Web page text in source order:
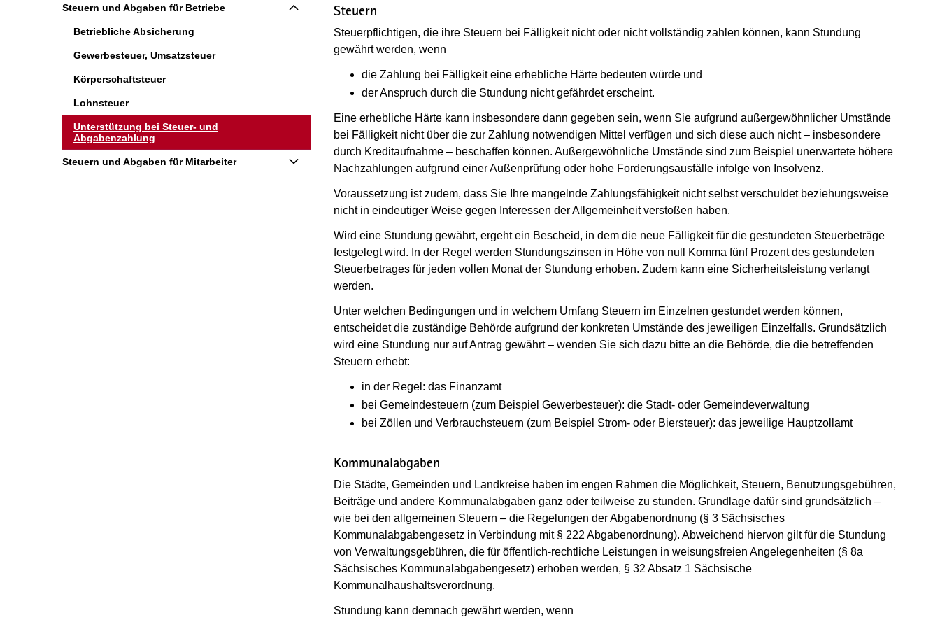
Steuern und Abgaben für Betriebe
Betriebliche Absicherung
Gewerbesteuer, Umsatzsteuer
Körperschaftsteuer
Lohnsteuer
Unterstützung bei Steuer- und
Abgabenzahlung
Steuern und Abgaben für Mitarbeiter
Steuern
Steuerpflichtigen, die ihre Steuern bei Fälligkeit nicht oder nicht vollständig zahlen können, kann Stundung
gewährt werden, wenn
die Zahlung bei Fälligkeit eine erhebliche Härte bedeuten würde und
der Anspruch durch die Stundung nicht gefährdet erscheint.
Eine erhebliche Härte kann insbesondere dann gegeben sein, wenn Sie aufgrund außergewöhnlicher Umstände
bei Fälligkeit nicht über die zur Zahlung notwendigen Mittel verfügen und sich diese auch nicht – insbesondere
durch Kreditaufnahme – beschaffen können. Außergewöhnliche Umstände sind zum Beispiel unerwartete höhere
Nachzahlungen aufgrund einer Außenprüfung oder hohe Forderungsausfälle infolge von Insolvenz.
Voraussetzung ist zudem, dass Sie Ihre mangelnde Zahlungsfähigkeit nicht selbst verschuldet beziehungsweise
nicht in eindeutiger Weise gegen Interessen der Allgemeinheit verstoßen haben.
Wird eine Stundung gewährt, ergeht ein Bescheid, in dem die neue Fälligkeit für die gestundeten Steuerbeträge
festgelegt wird. In der Regel werden Stundungszinsen in Höhe von null Komma fünf Prozent des gestundeten
Steuerbetrages für jeden vollen Monat der Stundung erhoben. Zudem kann eine Sicherheitsleistung verlangt
werden.
Unter welchen Bedingungen und in welchem Umfang Steuern im Einzelnen gestundet werden können,
entscheidet die zuständige Behörde aufgrund der konkreten Umstände des jeweiligen Einzelfalls. Grundsätzlich
wird eine Stundung nur auf Antrag gewährt – wenden Sie sich dazu bitte an die Behörde, die die betreffenden
Steuern erhebt:
in der Regel: das Finanzamt
bei Gemeindesteuern (zum Beispiel Gewerbesteuer): die Stadt- oder Gemeindeverwaltung
bei Zöllen und Verbrauchsteuern (zum Beispiel Strom- oder Biersteuer): das jeweilige Hauptzollamt
Kommunalabgaben
Die Städte, Gemeinden und Landkreise haben im engen Rahmen die Möglichkeit, Steuern, Benutzungsgebühren,
Beiträge und andere Kommunalabgaben ganz oder teilweise zu stunden. Grundlage dafür sind grundsätzlich –
wie bei den allgemeinen Steuern – die Regelungen der Abgabenordnung (§ 3 Sächsisches
Kommunalabgabengesetz in Verbindung mit § 222 Abgabenordnung). Abweichend hiervon gilt für die Stundung
von Verwaltungsgebühren, die für öffentlich-rechtliche Leistungen in weisungsfreien Angelegenheiten (§ 8a
Sächsisches Kommunalabgabengesetz) erhoben werden, § 32 Absatz 1 Sächsische
Kommunalhaushaltsverordnung.
Stundung kann demnach gewährt werden, wenn